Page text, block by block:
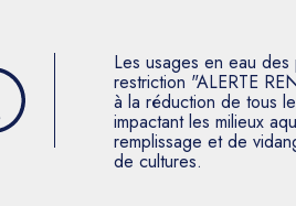
Les usages en eau
restriction "ALERTE
à la réduction de tous
impactant les milieux
remplissage et de
de cultures.